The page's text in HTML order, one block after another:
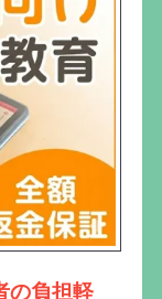
の負担軽